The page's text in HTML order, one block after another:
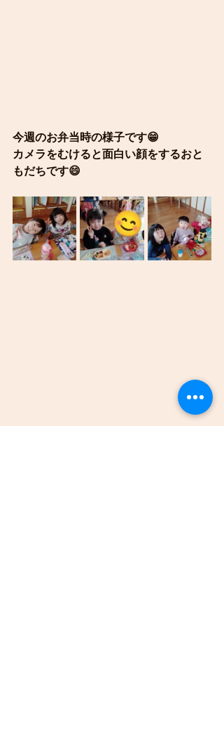
今週のお弁当時の様子です😁
カメラをむけると面白い顔をするおと
もだちです😄